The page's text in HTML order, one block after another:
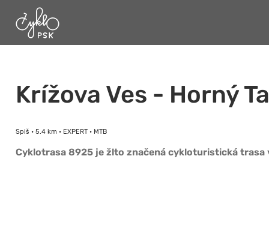
Krížova Ves - Horný
Spiš • 5.4 km • EXPERT • MTB
Cyklotrasa 8925 je žlto značená cykloturistická trasa